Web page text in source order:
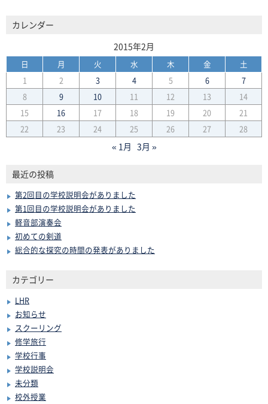
カレンダー
2015年2月
日 月 火 水 木 金
土
1
2 3 4 5 6
7
8
9 10 11 12 13
14
15
16 17 18 19 20
21
22
23 24 25 26 27 28
« 1月 3月 »
最近の投稿
第2回目の学校説明会がありました
第1回目の学校説明会がありました
軽音部演奏会
初めての剣道
総合的な探究の時間の発表がありました
カテゴリー
LHR
お知らせ
スクーリング
修学旅行
学校行事
学校説明会
未分類
校外授業